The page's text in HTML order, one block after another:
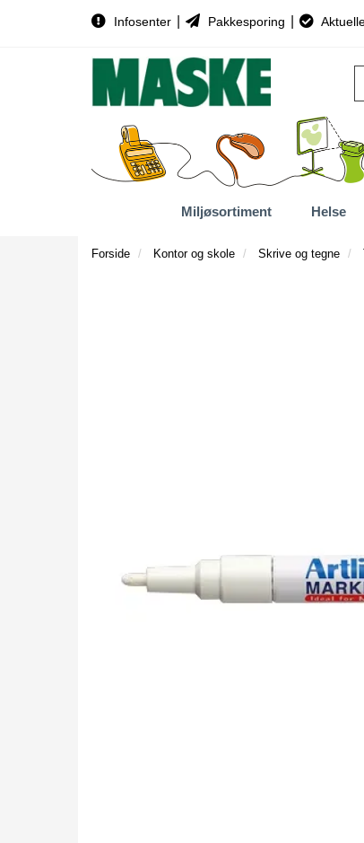
Infosenter Pakkesporing
Miljøsortiment Helse
Forside Kontor og skole Skrive og tegne